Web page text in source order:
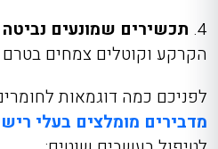
4. תכשירים שמונעים נביטה
הקרקע וקוטלים צמחים בטרם
לפניכם כמה דוגמאות
מדבירים מומלצים בעלי